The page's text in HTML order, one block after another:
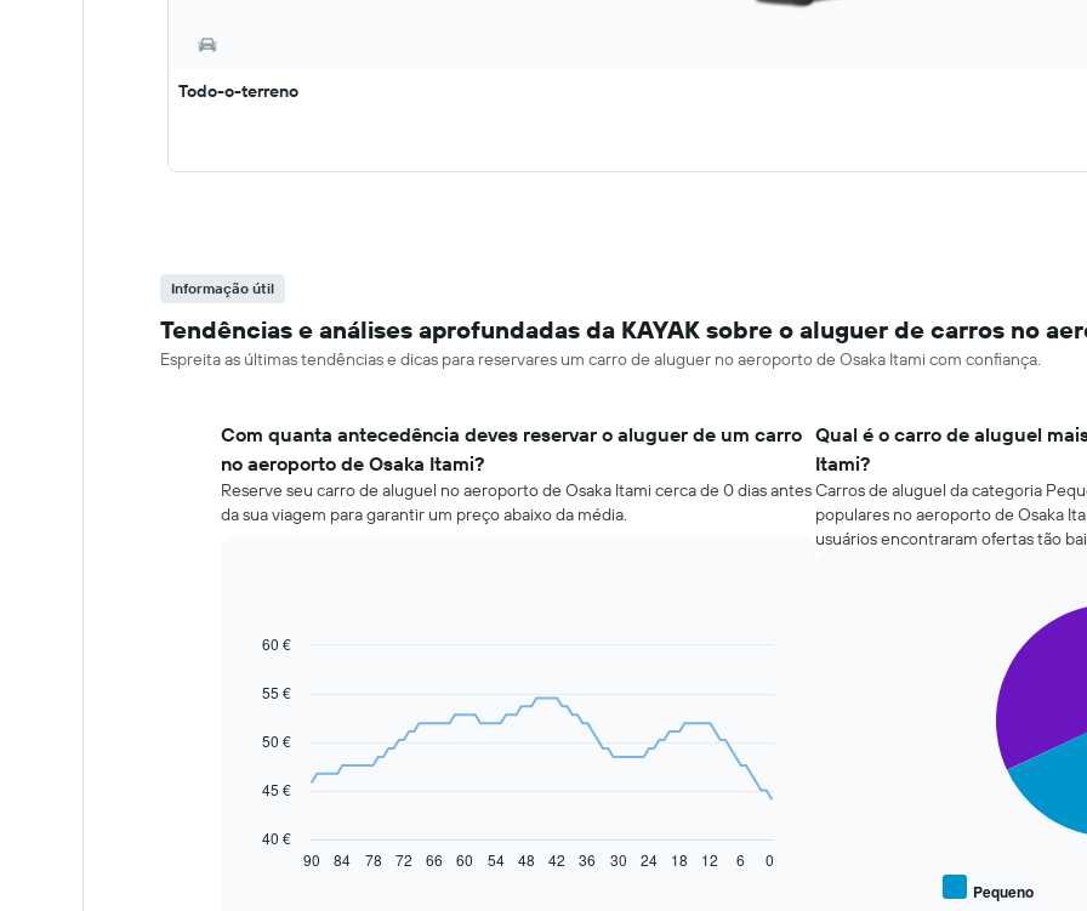
Todo-o-terreno
Informação útil
Tendências e análises aprofundadas da KAYAK sobre o aluguer de carros no
Espreita as últimas tendências e dicas para reservares um carro de aluguer no aeroporto de Osaka Itami com confiança.
Com quanta antecedência deves reservar o aluguer de um carro
no aeroporto de Osaka Itami?
Reserve seu carro de aluguel no aeroporto de Osaka Itami cerca de 0 dias antes
da sua viagem para garantir um preço abaixo da média.
Line
91
points.
O
seguinte
apresenta
Chart
40 €
45 €
50 €
55 €
60 €
90 60 30 0
84 78 72 66 54 48 42 36 24 18 12 6
Qual é o carro de aluguel
Itami?
Carros de aluguel da categoria
populares no aeroporto de Osaka
usuários encontraram ofertas tão
Pequeno